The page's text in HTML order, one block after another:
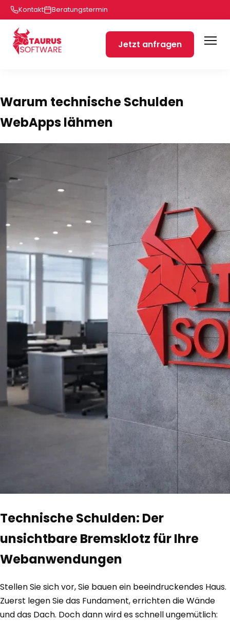
Kontakt Beratungstermin
Jetzt anfragen
Warum technische Schulden
WebApps lähmen
Technische Schulden: Der
unsichtbare Bremsklotz für Ihre
Webanwendungen
Stellen Sie sich vor, Sie bauen ein beeindruckendes Haus.
Zuerst legen Sie das Fundament, errichten die Wände
und das Dach. Doch dann wird es schnell ungemütlich: